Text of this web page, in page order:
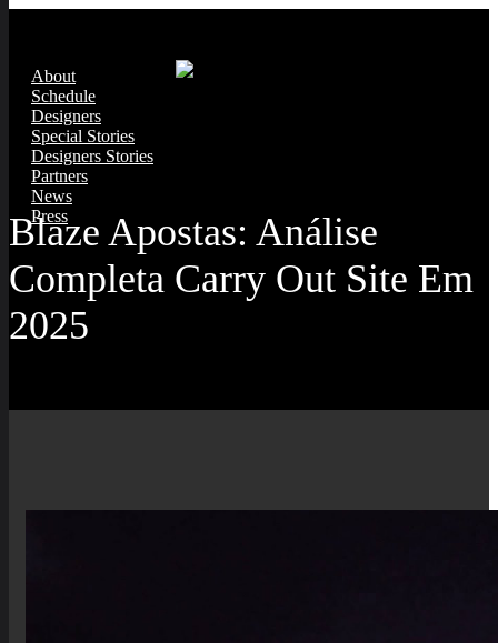
About
Schedule
Designers
Special Stories
Designers Stories
Partners
News
Press
Blaze Apostas: Análise
Completa Carry Out Site Em
2025